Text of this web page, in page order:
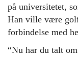
på universitetet,
Han ville være
forbindelse med
“Nu har du talt